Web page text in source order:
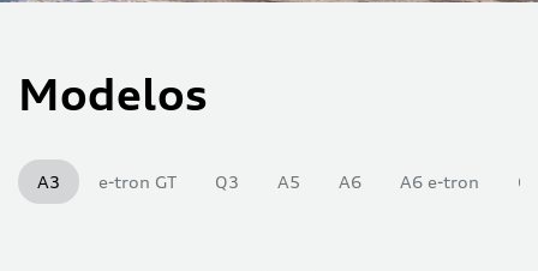
Modelos
A3 e-tron GT Q3 A5 A6 A6 e-tron